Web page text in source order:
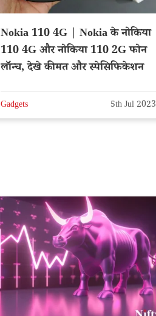
Nokia 110 4G | Nokia के नोकिया
110 4G और नोकिया 110 2G फोन
लॉन्च, देखे कीमत और स्पेसिफिकेशन
Gadgets 5th Jul 2023